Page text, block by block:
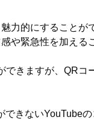
力的にすることが
や緊急性を加える
きますが、QRコ
きないYouTube